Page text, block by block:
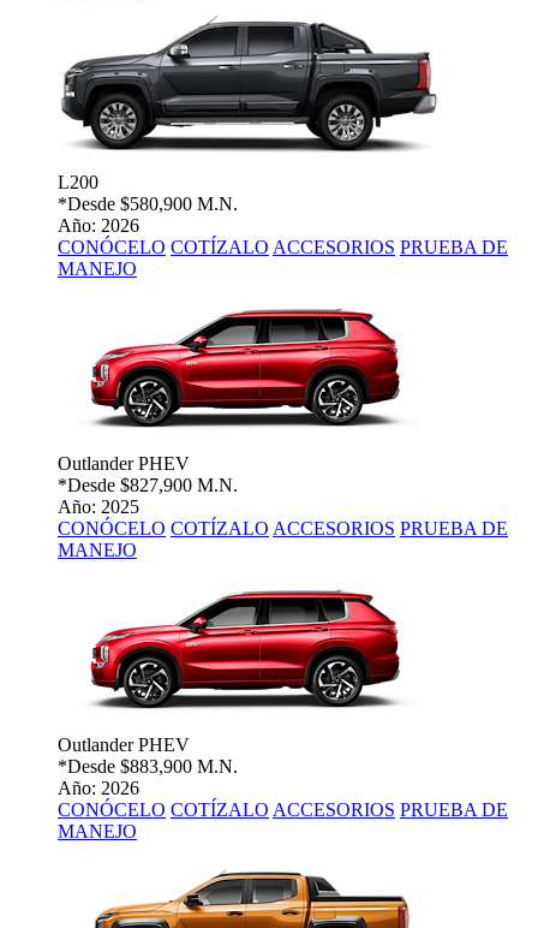
L200
*Desde $580,900 M.N.
Año: 2026
CONÓCELO COTÍZALO ACCESORIOS PRUEBA DE
MANEJO
Outlander PHEV
*Desde $827,900 M.N.
Año: 2025
CONÓCELO COTÍZALO ACCESORIOS PRUEBA DE
MANEJO
Outlander PHEV
*Desde $883,900 M.N.
Año: 2026
CONÓCELO COTÍZALO ACCESORIOS PRUEBA DE
MANEJO